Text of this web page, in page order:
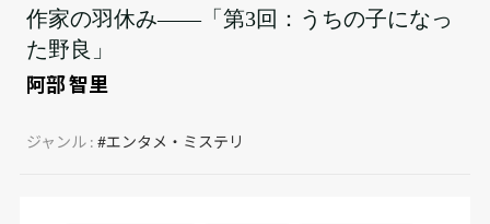
作家の羽休み――「第3回：うちの子になっ
た野良」
阿部 智里
ジャンル :#エンタメ・ミステリ